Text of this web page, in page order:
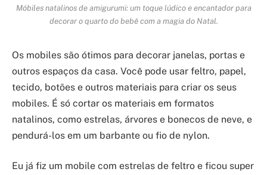
Móbiles natalinos de amigurumi: um toque lúdico e encantador para
decorar o quarto do bebê com a magia do Natal.
Os mobiles são ótimos para decorar janelas, portas e
outros espaços da casa. Você pode usar feltro, papel,
tecido, botões e outros materiais para criar os seus
mobiles. É só cortar os materiais em formatos
natalinos, como estrelas, árvores e bonecos de neve, e
pendurá-los em um barbante ou fio de nylon.
Eu já fiz um mobile com estrelas de feltro e ficou super